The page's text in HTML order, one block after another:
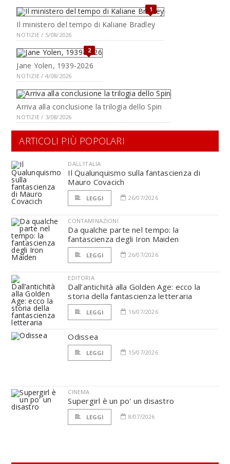
1
Il ministero del tempo di Kaliane Bradley
NOTIZIE / 5/08/2026
2
Jane Yolen, 1939-2026
NOTIZIE / 4/08/2026
Arriva alla conclusione la trilogia dello Spin
NOTIZIE / 3/08/2026
ARTICOLI PIÙ POPOLARI
DALL'ITALIA
Il Qualunquismo sulla fantascienza di
Mauro Covacich
LEGGI 26/07/2026
CONTAMINAZIONI
Da qualche parte nel tempo: la
fantascienza degli Iron Maiden
LEGGI 26/07/2026
EDITORIA
Dall’antichità alla Golden Age: ecco la
storia della fantascienza letteraria
LEGGI 16/07/2026
Odissea
LEGGI 15/07/2026
CINEMA
Supergirl è un po' un disastro
LEGGI 8/07/2026